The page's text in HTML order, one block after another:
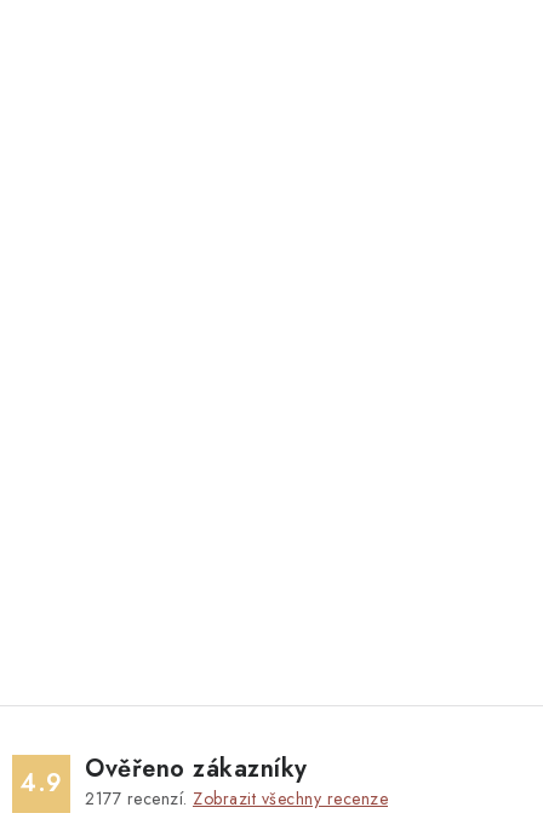
4.9 Ověřeno zákazníky
2177 recenzí. Zobrazit všechny recenze